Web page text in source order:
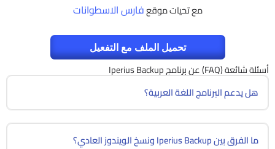
مع تحيات موقعفارس الاسطوانات
تحميل الملف مع التفعيل
أسئلة شائعة (FAQ) عن برنامج Iperius Backup
هل يدعم البرنامج اللغة العربية؟
ما الفرق بين Iperius Backup ونسخ الويندوز العادي؟